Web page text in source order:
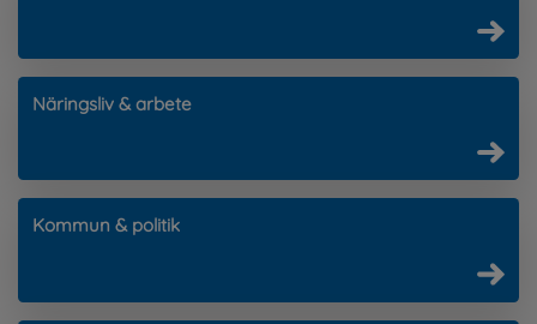
Näringsliv & arbete
Kommun & politik